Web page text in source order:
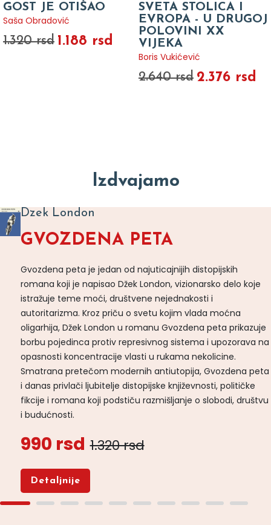
GOST JE OTIŠAO
Saša Obradović
1.320 rsd 1.188 rsd
SVETA STOLICA I
EVROPA - U DRUGOJ
POLOVINI XX
VIJEKA
Boris Vukićević
2.640 rsd 2.376 rsd
Izdvajamo
Dzek London
GVOZDENA PETA
Gvozdena peta je jedan od najuticajnijih distopijskih
romana koji je napisao Džek London, vizionarsko delo koje
istražuje teme moći, društvene nejednakosti i
autoritarizma. Kroz priču o svetu kojim vlada moćna
oligarhija, Džek London u romanu Gvozdena peta prikazuje
borbu pojedinca protiv represivnog sistema i upozorava na
opasnosti koncentracije vlasti u rukama nekolicine.
Smatrana pretečom modernih antiutopija, Gvozdena peta
i danas privlači ljubitelje distopijske književnosti, političke
fikcije i romana koji podstiču razmišljanje o slobodi, društvu
i budućnosti.
990 rsd 1.320 rsd
Detaljnije